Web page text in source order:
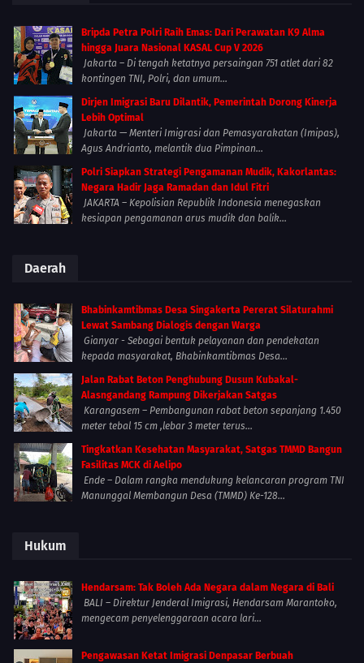
Bripda Petra Polri Raih Emas: Dari Perawatan K9 Alma
hingga Juara Nasional KASAL Cup V 2026
Jakarta – Di tengah ketatnya persaingan 751 atlet dari 82
kontingen TNI, Polri, dan umum...
Dirjen Imigrasi Baru Dilantik, Pemerintah Dorong Kinerja
Lebih Optimal
Jakarta — Menteri Imigrasi dan Pemasyarakatan (Imipas),
Agus Andrianto, melantik dua Pimpinan...
Polri Siapkan Strategi Pengamanan Mudik, Kakorlantas:
Negara Hadir Jaga Ramadan dan Idul Fitri
JAKARTA – Kepolisian Republik Indonesia menegaskan
kesiapan pengamanan arus mudik dan balik...
Daerah
Bhabinkamtibmas Desa Singakerta Pererat Silaturahmi
Lewat Sambang Dialogis dengan Warga
Gianyar - Sebagai bentuk pelayanan dan pendekatan
kepada masyarakat, Bhabinkamtibmas Desa...
Jalan Rabat Beton Penghubung Dusun Kubakal-
Alasngandang Rampung Dikerjakan Satgas
Karangasem – Pembangunan rabat beton sepanjang 1.450
meter tebal 15 cm ,lebar 3 meter terus...
Tingkatkan Kesehatan Masyarakat, Satgas TMMD Bangun
Fasilitas MCK di Aelipo
Ende – Dalam rangka mendukung kelancaran program TNI
Manunggal Membangun Desa (TMMD) Ke-128...
Hukum
Hendarsam: Tak Boleh Ada Negara dalam Negara di Bali
BALI – Direktur Jenderal Imigrasi, Hendarsam Marantoko,
mengecam penyelenggaraan acara lari...
Pengawasan Ketat Imigrasi Denpasar Berbuah